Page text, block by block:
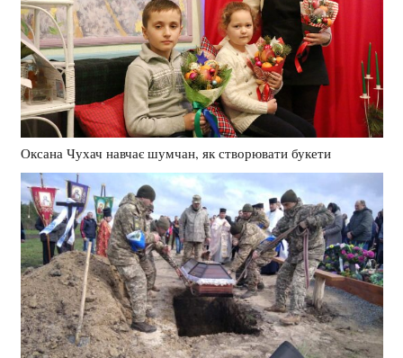
Оксана Чухач навчає шумчан, як створювати букети